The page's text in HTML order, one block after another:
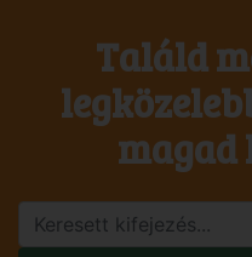
Találd
magad